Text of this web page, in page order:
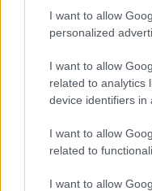
I want to allow
personalized
I want to allow
related to analytics
device identifiers in
I want to allow
related to
I want to allow
Sigue leyendo